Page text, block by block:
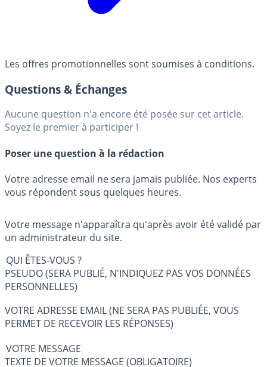
Les offres promotionnelles sont soumises à conditions.
Questions & Échanges
Aucune question n'a encore été posée sur cet article.
Soyez le premier à participer !
Poser une question à la rédaction
Votre adresse email ne sera jamais publiée. Nos experts
vous répondent sous quelques heures.
Votre message n'apparaîtra qu'après avoir été validé par
un administrateur du site.
QUI ÊTES-VOUS ?
PSEUDO (SERA PUBLIÉ, N'INDIQUEZ PAS VOS DONNÉES
PERSONNELLES)
VOTRE ADRESSE EMAIL (NE SERA PAS PUBLIÉE, VOUS
PERMET DE RECEVOIR LES RÉPONSES)
VOTRE MESSAGE
TEXTE DE VOTRE MESSAGE (OBLIGATOIRE)